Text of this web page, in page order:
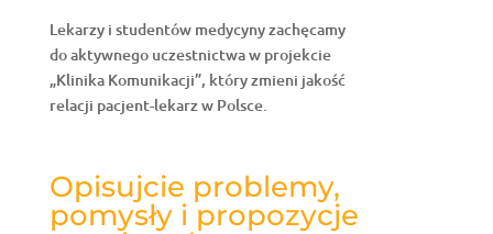
Lekarzy i studentów medycyny zachęcamy
do aktywnego uczestnictwa w projekcie
„Klinika Komunikacji”, który zmieni jakość
relacji pacjent-lekarz w Polsce.
Opisujcie problemy,
pomysły i propozycje